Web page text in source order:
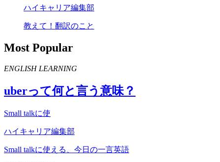
ハイキャリア編集部
教えて！翻訳のこと
Most Popular
ENGLISH LEARNING
uberって何と言う意味？
Small talkに使
ハイキャリア編集部
Small talkに使える、今日の一言英語